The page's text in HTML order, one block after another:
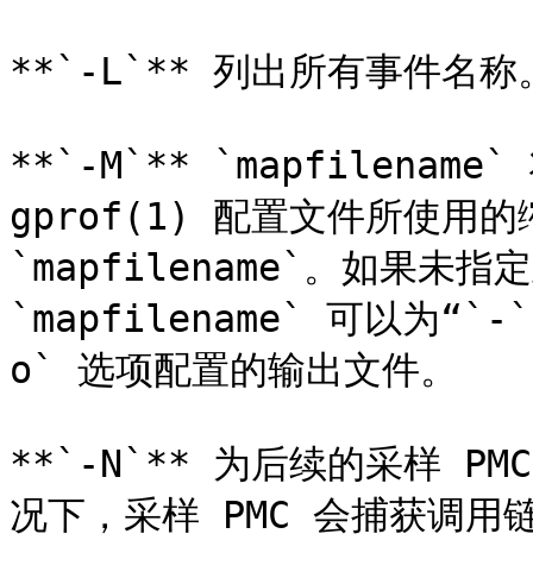
**`-L`** 列出所有事件名称
**`-M`** `mapfilename` 将
gprof(1) 配置文件所使用的
`mapfilename`。如果未指定
`mapfilename` 可以为“`-
o` 选项配置的输出文件。
**`-N`** 为后续的采样 PMC
况下，采样 PMC 会捕获调用